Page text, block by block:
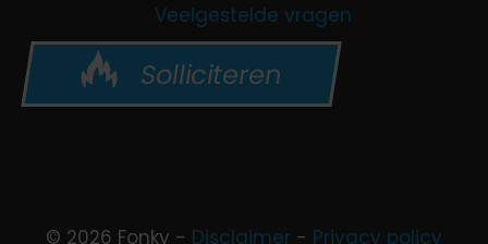
Veelgestelde vragen
Solliciteren
© 2026 Fonky - Disclaimer - Privacy policy